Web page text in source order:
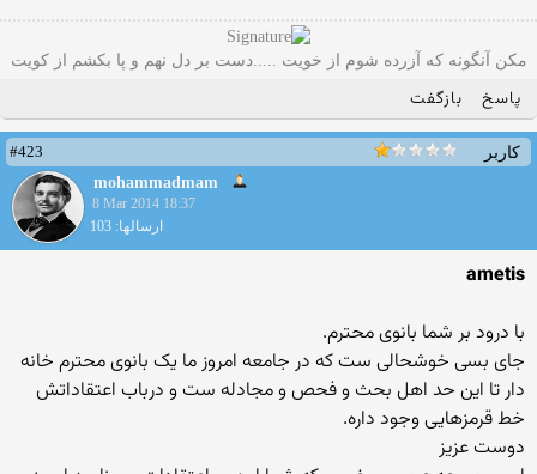
مکن آنگونه که آزرده شوم از خویت .....دست بر دل نهم و پا بکشم از کویت
پاسخ بازگفت
کاربر
#423
mohammadmam
8 Mar 2014 18:37
ارسالها: 103
ametis
با درود بر شما بانوی محترم.
جای بسی خوشحالی ست که در جامعه امروز ما یک بانوی محترم خانه
دار تا این حد اهل بحث و فحص و مجادله ست و درباب اعتقاداتش
خط قرمزهایی وجود داره.
دوست عزیز